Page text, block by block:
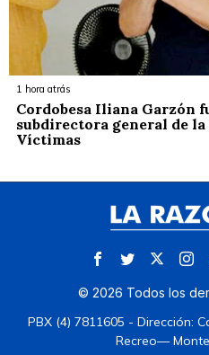
1 hora atrás
Cordobesa Iliana Garzón
subdirectora general de
Víctimas
© 2026 Todos los
PBX (4) 7811605 - Dirección:
Recreo—